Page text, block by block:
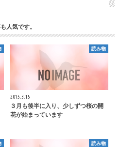
人気です。
読み物
2015.3.15
３月も後半に入り、少しずつ桜の開
花が始まっています
読み物